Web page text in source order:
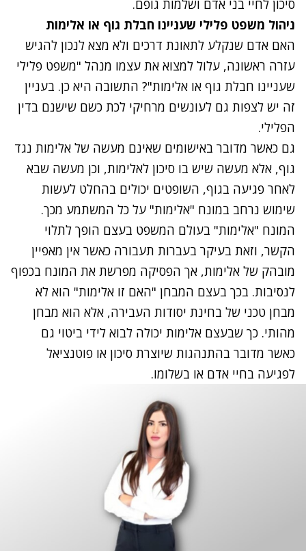
סיכון לחיי בני אדם ושלמות גופם.
ניהול משפט פלילי שעניינו חבלת גוף או אלימות
האם אדם שנקלע לתאונת דרכים ולא מצא לנכון להגיש
עזרה ראשונה, עלול למצוא את עצמו מנהל "משפט פלילי
שעניינו חבלת גוף או אלימות"? התשובה היא כן. בעניין
זה יש לצפות גם לעונשים מרחיקי לכת כשם שישנם בדין
הפלילי.
גם כאשר מדובר באישומים שאינם מעשה של אלימות נגד
גוף, אלא מעשה שיש בו סיכון לאלימות, וכן מעשה שבא
לאחר פגיעה בגוף, השופטים יכולים בהחלט לעשות
שימוש נרחב במונח "אלימות" על כל המשתמע מכך.
המונח "אלימות" בעולם המשפט בעצם הופך לתלוי
הקשר, וזאת בעיקר בעברות תעבורה כאשר אין מאפיין
מובהק של אלימות, אך הפסיקה מפרשת את המונח בכפוף
לנסיבות. בכך בעצם המבחן "האם זו אלימות" הוא לא
מבחן טכני של בחינת יסודות העבירה, אלא הוא מבחן
מהותי. כך שבעצם אלימות יכולה לבוא לידי ביטוי גם
כאשר מדובר בהתנהגות שיוצרת סיכון או פוטנציאל
לפגיעה בחיי אדם או בשלומו.